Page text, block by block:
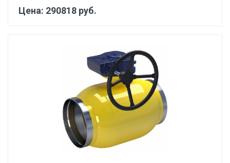
Цена: 290818 руб.